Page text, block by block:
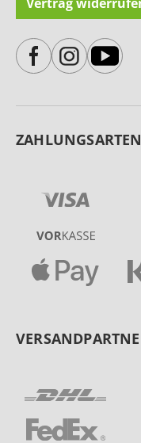
Vertrag
ZAHLUNGSARTEN